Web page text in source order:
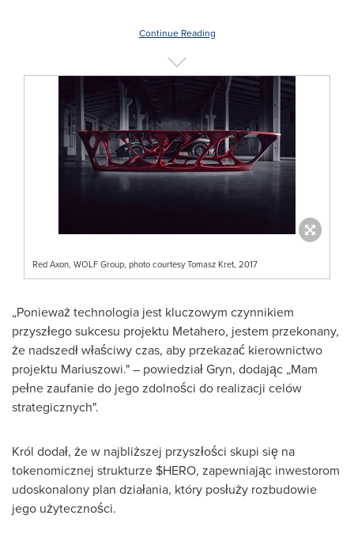
Continue Reading
Red Axon, WOLF Group, photo courtesy Tomasz Kret, 2017
„Ponieważ technologia jest kluczowym czynnikiem
przyszłego sukcesu projektu Metahero, jestem przekonany,
że nadszedł właściwy czas, aby przekazać kierownictwo
projektu Mariuszowi." – powiedział Gryn, dodając „Mam
pełne zaufanie do jego zdolności do realizacji celów
strategicznych".
Król dodał, że w najbliższej przyszłości skupi się na
tokenomicznej strukturze $HERO, zapewniając inwestorom
udoskonalony plan działania, który posłuży rozbudowie
jego użyteczności.